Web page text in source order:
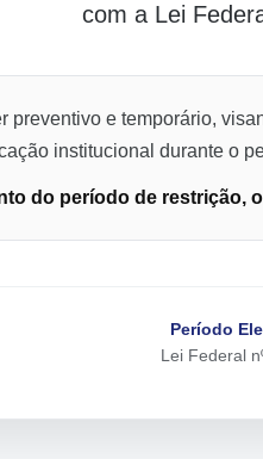
com a Lei
preventivo e temporário,
institucional durante o
do período de restrição,
Período
Lei Federal